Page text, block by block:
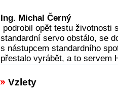
Ing. Michal Černý
podrobil opět testu životnosti
standardní servo obstálo, se
s nástupcem standardního
přestalo vyrábět, a to servem
Vzlety